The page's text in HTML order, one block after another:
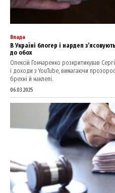
Company
About
Contact us
My account
Влада
В Україні блогер і нардеп
до обох
Олексій Гончаренко розкритикував
і доходи з YouTube, вимагаючи
брехні й наклепі.
06.03.2025